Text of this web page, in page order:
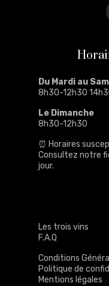
Du Mardi au
8h30-12h30
Le Dimanche
8h30-12h30
⏰ Horaires
Consultez notre
jour.
Les trois vins
F.A.Q
Conditions
Politique de
Mentions légales